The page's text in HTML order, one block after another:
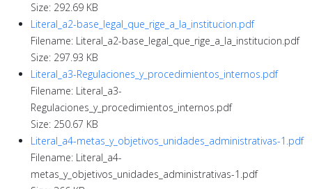
Size: 292.69 KB
Literal_a2-base_legal_que_rige_a_la_institucion.pdf
Filename: Literal_a2-base_legal_que_rige_a_la_institucion.pdf
Size: 297.93 KB
Literal_a3-Regulaciones_y_procedimientos_internos.pdf
Filename: Literal_a3-
Regulaciones_y_procedimientos_internos.pdf
Size: 250.67 KB
Literal_a4-metas_y_objetivos_unidades_administrativas-1.pdf
Filename: Literal_a4-
metas_y_objetivos_unidades_administrativas-1.pdf